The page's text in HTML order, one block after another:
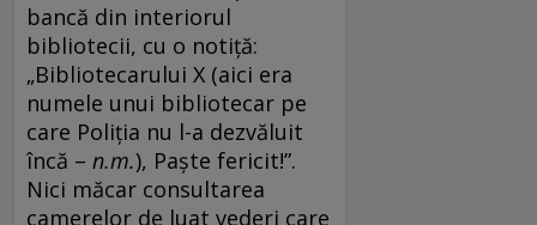
bancă din interiorul
bibliotecii, cu o notiță:
„Bibliotecarului X (aici era
numele unui bibliotecar pe
care Poliția nu l-a dezvăluit
încă – n.m.), Paște fericit!”.
Nici măcar consultarea
camerelor de luat vederi care